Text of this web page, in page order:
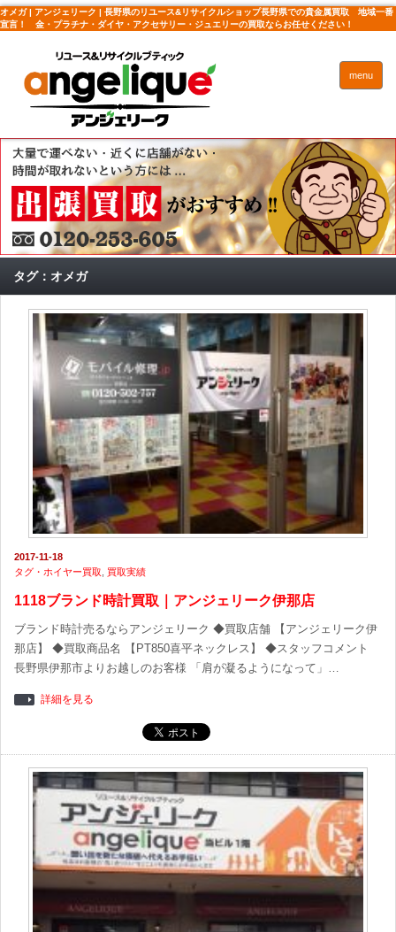
オメガ | アンジェリーク | 長野県のリユース&リサイクルショップ長野県での貴金属買取 地域一番
宣言！ 金・プラチナ・ダイヤ・アクセサリー・ジュエリーの買取ならお任せください！
menu
タグ：オメガ
2017-11-18
タグ・ホイヤー買取
買取実績
1118ブランド時計買取｜アンジェリーク伊那店
ブランド時計売るならアンジェリーク ◆買取店舗 【アンジェリーク伊
那店】 ◆買取商品名 【PT850喜平ネックレス】 ◆スタッフコメント
長野県伊那市よりお越しのお客様 「肩が凝るようになって」…
詳細を見る